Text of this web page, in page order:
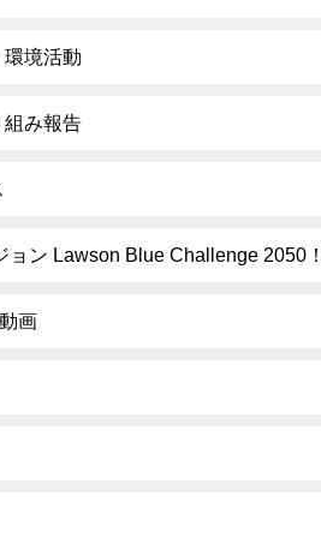
境活動
み報告
ョン Lawson Blue Challenge 2050
画